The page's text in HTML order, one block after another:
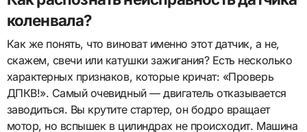
коленвала?
Как же понять, что виноват именно этот датчик, а не,
скажем, свечи или катушки зажигания? Есть несколько
характерных признаков, которые кричат: «Проверь
ДПКВ!». Самый очевидный — двигатель отказывается
заводиться. Вы крутите стартер, он бодро вращает
мотор, но вспышек в цилиндрах не происходит. Машина